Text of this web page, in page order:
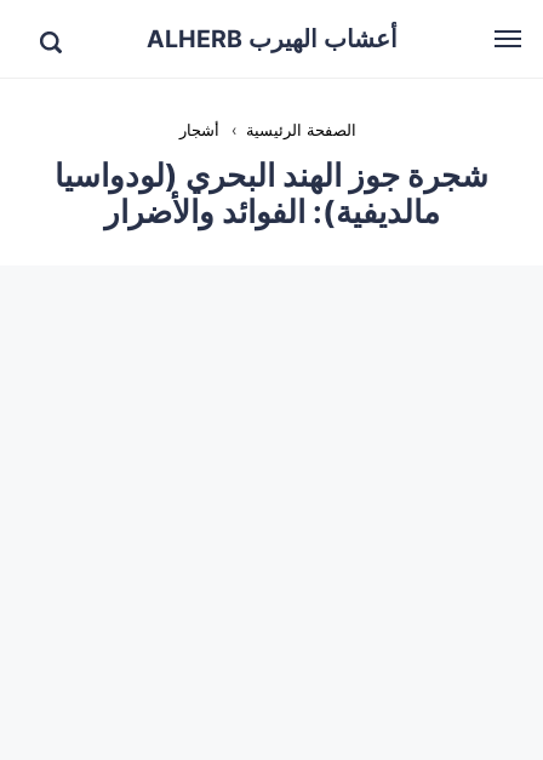
أعشاب الهيرب ALHERB
الصفحة الرئيسية › أشجار
شجرة جوز الهند البحري (لودواسيا
مالديفية): الفوائد والأضرار